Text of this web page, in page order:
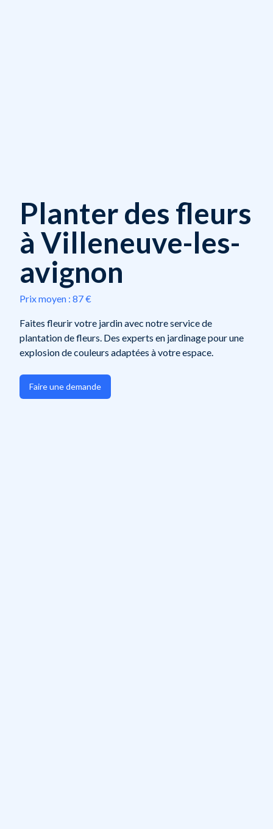
Planter des fleurs
à Villeneuve-les-
avignon
Prix moyen : 87 €
Faites fleurir votre jardin avec notre service de
plantation de fleurs. Des experts en jardinage pour une
explosion de couleurs adaptées à votre espace.
Faire une demande